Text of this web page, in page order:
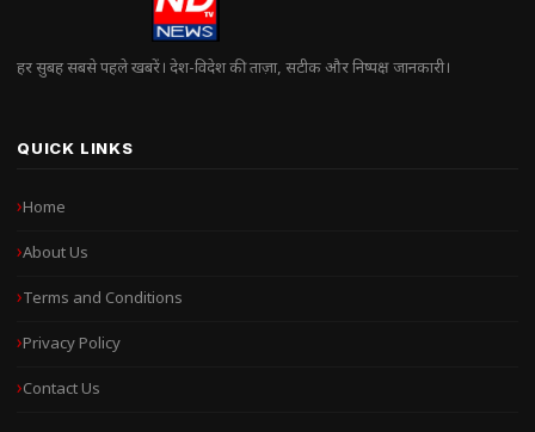
हर सुबह सबसे पहले खबरें। देश-विदेश की ताज़ा, सटीक और निष्पक्ष जानकारी।
QUICK LINKS
Home
About Us
Terms and Conditions
Privacy Policy
Contact Us